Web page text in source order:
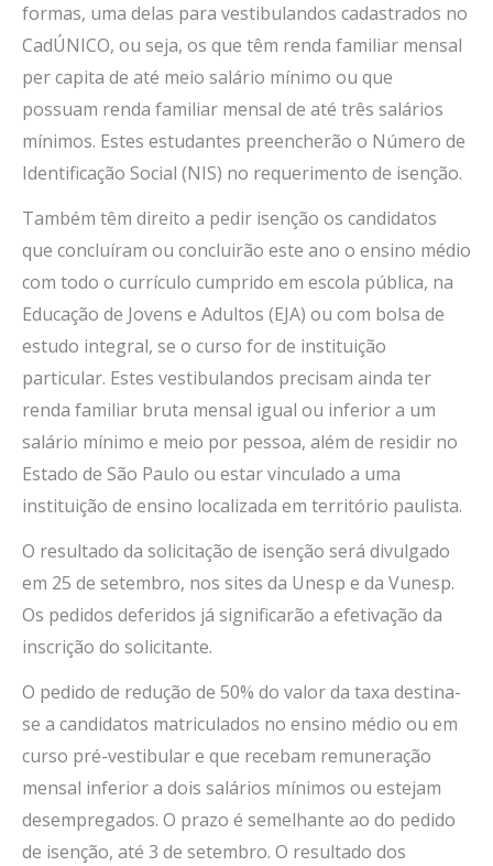
formas, uma delas para vestibulandos cadastrados no
CadÚNICO, ou seja, os que têm renda familiar mensal
per capita de até meio salário mínimo ou que
possuam renda familiar mensal de até três salários
mínimos. Estes estudantes preencherão o Número de
Identificação Social (NIS) no requerimento de isenção.
Também têm direito a pedir isenção os candidatos
que concluíram ou concluirão este ano o ensino médio
com todo o currículo cumprido em escola pública, na
Educação de Jovens e Adultos (EJA) ou com bolsa de
estudo integral, se o curso for de instituição
particular. Estes vestibulandos precisam ainda ter
renda familiar bruta mensal igual ou inferior a um
salário mínimo e meio por pessoa, além de residir no
Estado de São Paulo ou estar vinculado a uma
instituição de ensino localizada em território paulista.
O resultado da solicitação de isenção será divulgado
em 25 de setembro, nos sites da Unesp e da Vunesp.
Os pedidos deferidos já significarão a efetivação da
inscrição do solicitante.
O pedido de redução de 50% do valor da taxa destina-
se a candidatos matriculados no ensino médio ou em
curso pré-vestibular e que recebam remuneração
mensal inferior a dois salários mínimos ou estejam
desempregados. O prazo é semelhante ao do pedido
de isenção, até 3 de setembro. O resultado dos